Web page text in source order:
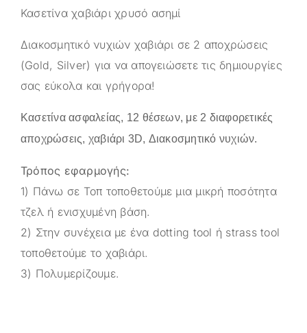
Κασετίνα χαβιάρι χρυσό ασημί
Διακοσμητικό νυχιών χαβιάρι σε 2 αποχρώσεις
(Gold, Silver) για να απογειώσετε τις δημιουργίες
σας εύκολα και γρήγορα!
Κασετίνα ασφαλείας, 12 θέσεων, με 2 διαφορετικές
αποχρώσεις, χαβιάρι 3D, Διακοσμητικό νυχιών.
Τρόπος εφαρμογής:
1) Πάνω σε Τοπ τοποθετούμε μια μικρή ποσότητα
τζελ ή ενισχυμένη βάση.
2) Στην συνέχεια με ένα dotting tool ή strass tool
τοποθετούμε το χαβιάρι.
3) Πολυμερίζουμε.